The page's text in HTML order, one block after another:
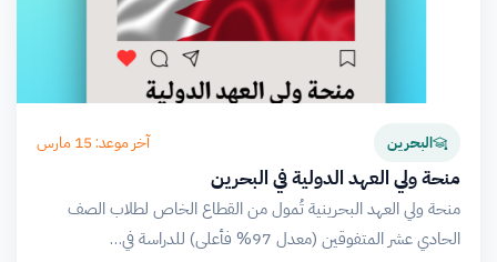
البحرين آخر موعد: 15 مارس
منحة ولي العهد الدولية في البحرين
منحة ولي العهد البحرينية تُمول من القطاع الخاص لطلاب الصف
الحادي عشر المتفوقين (معدل 97% فأعلى) للدراسة في…